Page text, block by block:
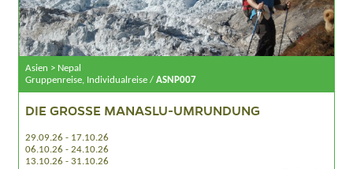
Asien > Nepal
Gruppenreise, Individualreise / ASNP007
DIE GROSSE MANASLU-UMRUNDUNG
29.09.26 - 17.10.26
06.10.26 - 24.10.26
13.10.26 - 31.10.26